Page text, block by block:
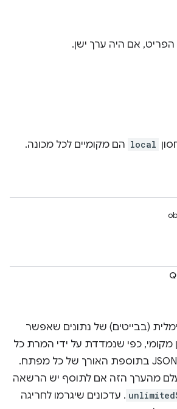
אם היה ערך ישן.
local הם מקומיים לכל מכונה.
(בבייטים) של נתונים שאפשר
מקומי, כפי שנמדדת על ידי המרת כל
ערך למחרוזת JSON בתוספת האורך של כל מפתח.
מהערך הזה אם לתוסף יש הרשאה
. עדכונים שיגרמו לחריגה